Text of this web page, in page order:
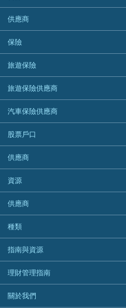
免TU貸款
急借錢
緊急貸款比較
最佳小額貸款比較
易批必批貸款
24小時貸款
最佳循環貸款
CreFIT 維信
DBS 星展銀行
DSB 大新銀行
HSBC 滙豐銀行貸款
K Cash 貸款
Mox 銀行
National Resources 中潤物業按揭
OCBC 華僑銀行
PrimeCredit 安信信貸
Promise 邦民日本財務
Rabbit Credit月兔信貸
Standard Chartered 渣打銀行
UA 亞洲聯合財務
WeLab Bank
WeLend 貸款
循環貸款教學
個人化貸款產品推介 🔥全新
供樓利息扣稅
最佳貸款app
公司信用卡
電子錢包信用卡
日本遊信用卡攻略
韓國遊信用卡攻略
台灣遊信用卡攻略
機場貴賓室信用卡
銀聯信用卡
高獎賞信用卡推薦
酒店信用卡
AE美國運通
DBS星展銀行
HSBC滙豐銀行
Mox
信銀國際
大新銀行
恒生銀行
Standard Chartered渣打銀行
東亞銀行
SIM
Airwallex信用卡
Black Friday優惠
淘寶付款方式
一田購物優惠日
SOGO感謝祭
HKTVmall優惠碼
交稅優惠
酒店優惠碼
機票優惠碼
供應商
八達通自動增值信用卡
保險
旅遊保險
汽車保險
家居保險
家傭保險
寵物保險
定期人壽保險
危疾保險
年金資訊
樓宇火險
旅遊保險
日本旅遊保險及資訊
泰國旅遊保險及資訊
台灣旅遊保險及資訊
韓國旅遊保險及資訊
歐洲旅遊保險及資訊
越南旅遊保險及資訊
澳洲旅遊保險及資訊
長者嘆世界
家庭親子遊
自駕遊比較
相機有得保
專為孕婦設計的最佳旅遊保險
最佳滑雪旅遊保險
旅遊保險供應商
AXA 安盛
AIG 美亞
Allianz 安聯
Allied World 世聯
Avo
中國銀行
Bolttech 保特
Blue Cross 藍十字
中國平安
HSBC滙豐銀行
MSIG 三井住友
Prudential 保誠
汽車保險供應商
大新汽車保險
中銀汽車保險
Allianz安聯汽車保險
bolttech保障汽車保險
Zurich蘇黎世汽車保險
QBE昆士蘭汽車保險
平安汽車保險
股票戶口
富途證券
IB盈透證券
老虎證券
uSMART 盈立證券
華盛証券
長橋證券
WeBull微牛證券
漲樂全球通｜華泰國際
OSL
供應商
富途牛牛好唔好？
Webull微牛證券好唔好？
Longbridge長橋證券好唔好？
老虎證券好唔好？
華盛証券好唔好？
漲樂全球通好唔好？
IB盈透證券好唔好？
盈立證券 uSMART 好唔好？
Stashaway好唔好？
資源
股票戶口開戶
證券行邊間好？
港股5隻高息ETF精選
什麼是ETF？
香港30大高息股排行
黃金ETF懶人包
最值得注意的比特幣ETF
選股策略：五步調查攻略
供應商
銀行戶口比較
尊尚銀行戶口
Citi Plus
中信銀行inMotion
Airwallex銀行
種類
定期存款
港元定存
人民幣定存
美元定存
指南與資源
理財資訊
識慳識賺
債務管理
理財管理指南
常用相關詞彙
關於我們